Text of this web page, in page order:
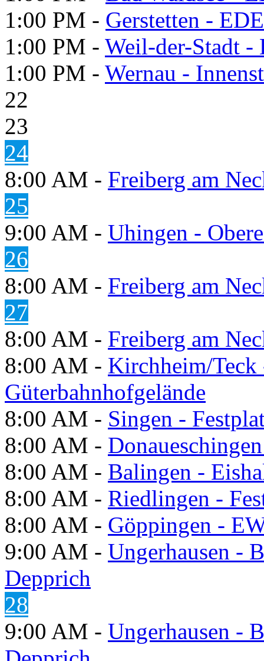
1:00 PM - Gerstetten -
1:00 PM - Weil-der-Stadt -
1:00 PM - Wernau -
22
23
24
8:00 AM - Freiberg am
25
9:00 AM - Uhingen -
26
8:00 AM - Freiberg am
27
8:00 AM - Freiberg am
8:00 AM - Kirchheim/Teck
Güterbahnhofgelände
8:00 AM - Singen -
8:00 AM -
8:00 AM - Balingen -
8:00 AM - Riedlingen -
8:00 AM - Göppingen -
9:00 AM - Ungerhausen -
Depprich
28
9:00 AM - Ungerhausen -